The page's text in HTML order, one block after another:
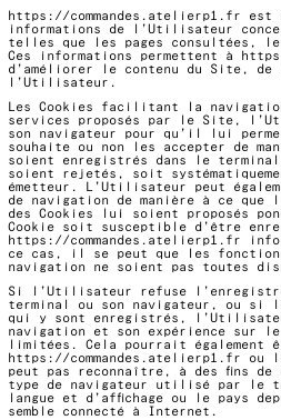
https://commandes.atelierp1.fr est
informations de l’Utilisateur
telles que les pages consultées,
Ces informations permettent à
d’améliorer le contenu du Site,
l’Utilisateur.
Les Cookies facilitant la
services proposés par le Site,
son navigateur pour qu’il lui
souhaite ou non les accepter de
soient enregistrés dans le
soient rejetés, soit
émetteur. L’Utilisateur peut
de navigation de manière à ce que
des Cookies lui soient proposés
Cookie soit susceptible d’être
https://commandes.atelierp1.fr
ce cas, il se peut que les
navigation ne soient pas toutes
Si l’Utilisateur refuse
terminal ou son navigateur, ou si
qui y sont enregistrés,
navigation et son expérience sur
limitées. Cela pourrait également
https://commandes.atelierp1.fr ou
peut pas reconnaître, à des fins
type de navigateur utilisé par le
langue et d’affichage ou le pays
semble connecté à Internet.